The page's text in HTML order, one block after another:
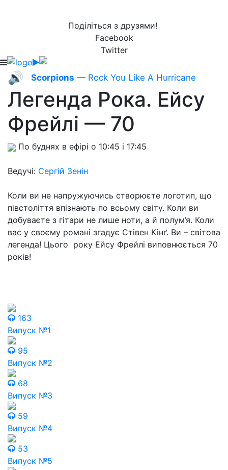
Поділіться з друзями!
Facebook
Twitter
🔊 Scorpions — Rock You Like A Hurricane
Легенда Рока. Ейсу
Фрейлі — 70
По буднях в ефірі о 10:45 і 17:45
Ведучі: Сергій Зенін
Коли ви не напружуючись створюєте логотип, що
півстоліття впізнають по всьому світу. Коли ви
добуваєте з гітари не лише ноти, а й полум’я. Коли
вас у своєму романі згадує Стівен Кінґ. Ви – світова
легенда! Цього року Ейсу Фрейлі виповнюється 70
років!
163
Випуск №1
95
Випуск №2
68
Випуск №3
59
Випуск №4
53
Випуск №5